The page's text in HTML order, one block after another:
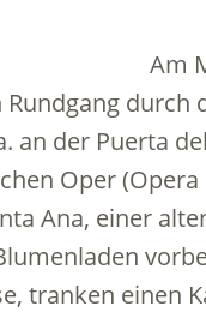
Am
an der Puerta
Oper
Ana, einer
tranken einen